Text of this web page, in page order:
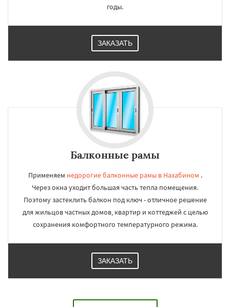
годы.
ЗАКАЗАТЬ
Балконные рамы
Применяем недорогие балконные рамы в Нахабином .
Через окна уходит большая часть тепла помещения.
Поэтому застеклить балкон под ключ - отличное решение
для жильцов частных домов, квартир и коттеджей с целью
сохранения комфортного температурного режима.
ЗАКАЗАТЬ